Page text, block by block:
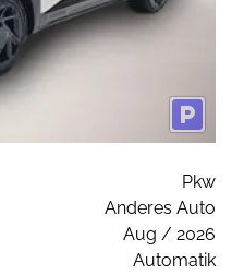
Pkw
Anderes Auto
Aug / 2026
Automatik